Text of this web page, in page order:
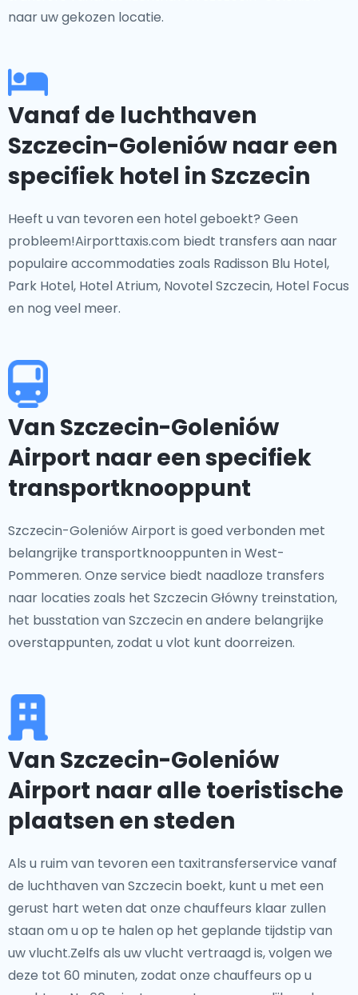
naar uw gekozen locatie.
Vanaf de luchthaven
Szczecin-Goleniów naar een
specifiek hotel in Szczecin
Heeft u van tevoren een hotel geboekt? Geen
probleem!Airporttaxis.com biedt transfers aan naar
populaire accommodaties zoals Radisson Blu Hotel,
Park Hotel, Hotel Atrium, Novotel Szczecin, Hotel Focus
en nog veel meer.
Van Szczecin-Goleniów
Airport naar een specifiek
transportknooppunt
Szczecin-Goleniów Airport is goed verbonden met
belangrijke transportknooppunten in West-
Pommeren. Onze service biedt naadloze transfers
naar locaties zoals het Szczecin Główny treinstation,
het busstation van Szczecin en andere belangrijke
overstappunten, zodat u vlot kunt doorreizen.
Van Szczecin-Goleniów
Airport naar alle toeristische
plaatsen en steden
Als u ruim van tevoren een taxitransferservice vanaf
de luchthaven van Szczecin boekt, kunt u met een
gerust hart weten dat onze chauffeurs klaar zullen
staan om u op te halen op het geplande tijdstip van
uw vlucht.Zelfs als uw vlucht vertraagd is, volgen we
deze tot 60 minuten, zodat onze chauffeurs op u